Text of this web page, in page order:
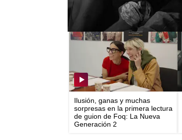
Más Noticias
Ilusión, ganas y muchas
sorpresas en la primera lectura
de guion de Foq: La Nueva
Generación 2